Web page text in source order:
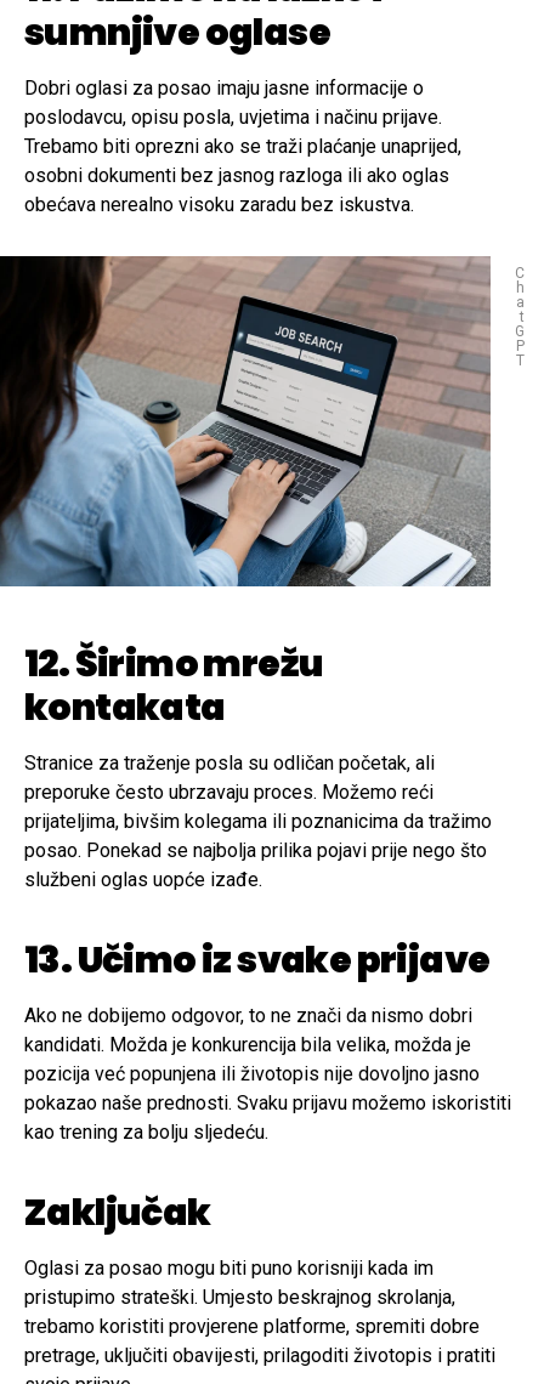
sumnjive oglase
Dobri oglasi za posao imaju jasne informacije o
poslodavcu, opisu posla, uvjetima i načinu prijave.
Trebamo biti oprezni ako se traži plaćanje unaprijed,
osobni dokumenti bez jasnog razloga ili ako oglas
obećava nerealno visoku zaradu bez iskustva.
C
h
a
t
G
P
T
12. Širimo mrežu
kontakata
Stranice za traženje posla su odličan početak, ali
preporuke često ubrzavaju proces. Možemo reći
prijateljima, bivšim kolegama ili poznanicima da tražimo
posao. Ponekad se najbolja prilika pojavi prije nego što
službeni oglas uopće izađe.
13. Učimo iz svake prijave
Ako ne dobijemo odgovor, to ne znači da nismo dobri
kandidati. Možda je konkurencija bila velika, možda je
pozicija već popunjena ili životopis nije dovoljno jasno
pokazao naše prednosti. Svaku prijavu možemo iskoristiti
kao trening za bolju sljedeću.
Zaključak
Oglasi za posao mogu biti puno korisniji kada im
pristupimo strateški. Umjesto beskrajnog skrolanja,
trebamo koristiti provjerene platforme, spremiti dobre
pretrage, uključiti obavijesti, prilagoditi životopis i pratiti